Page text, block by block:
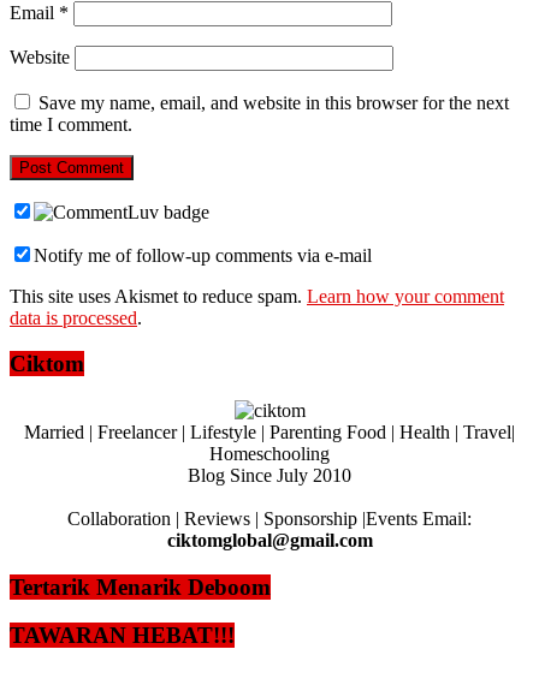
Email *
Website
Save my name, email, and website in this browser for the next
time I comment.
Notify me of follow-up comments via e-mail
This site uses Akismet to reduce spam. Learn how your comment
data is processed.
Ciktom
Married | Freelancer | Lifestyle | Parenting Food | Health | Travel|
Homeschooling
Blog Since July 2010
Collaboration | Reviews | Sponsorship |Events Email:
ciktomglobal@gmail.com
Tertarik Menarik Deboom
TAWARAN HEBAT!!!